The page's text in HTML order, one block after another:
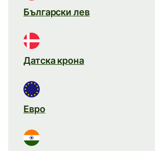
Български лев
Датска крона
Евро